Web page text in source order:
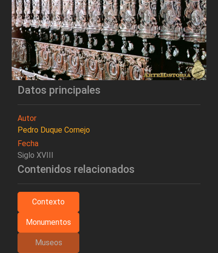
Datos principales
Autor
Pedro Duque Cornejo
Fecha
Siglo XVIII
Contenidos relacionados
Contexto
Monumentos
Museos